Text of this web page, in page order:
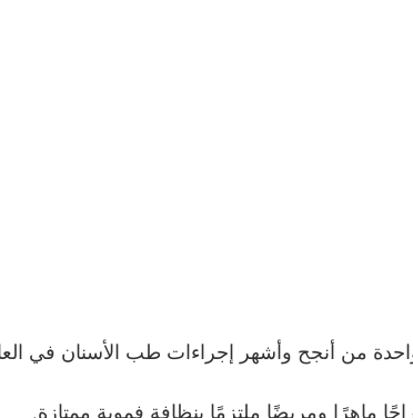
من أنجح وأشهر إجراءات طب الأسنان في